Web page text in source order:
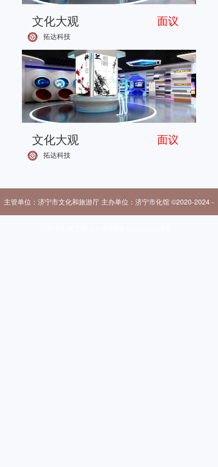
文化大观 面议
拓达科技
文化大观 面议
拓达科技
主管单位：济宁市文化和旅游厅 主办单位：济宁市化馆 ©2020-2024 -